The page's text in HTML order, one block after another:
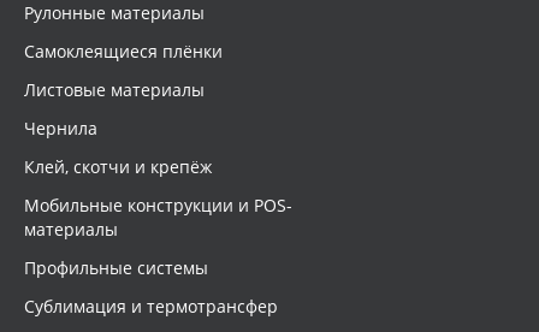
Рулонные материалы
Самоклеящиеся плёнки
Листовые материалы
Чернила
Клей, скотчи и крепёж
Мобильные конструкции и POS-
материалы
Профильные системы
Сублимация и термотрансфер